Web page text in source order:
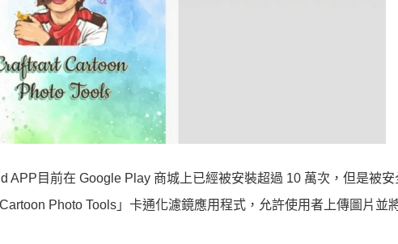
APP目前在 Google Play 商城上已經被安裝超過 10 萬次，但是被
Photo Tools」卡通化濾鏡應用程式，允許使用者上傳圖片並